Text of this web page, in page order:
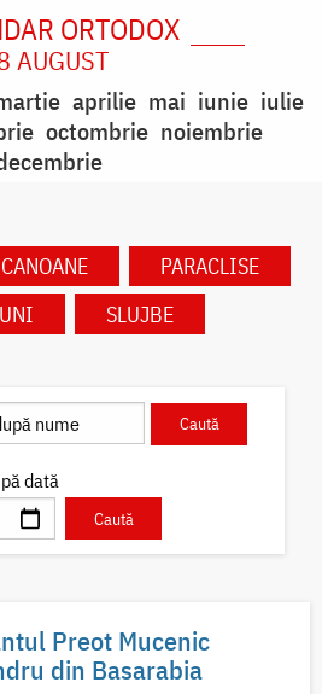
ORTODOX
AUGUST
aprilie mai iunie iulie
octombrie noiembrie
CANOANE
PARACLISE
SLUJBE
dată
Preot Mucenic
din Basarabia